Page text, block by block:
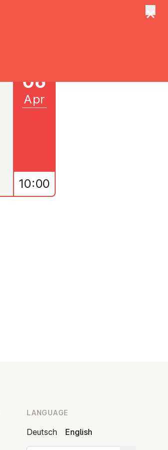
06
Apr
10:00
LANGUAGE
Deutsch
English
×